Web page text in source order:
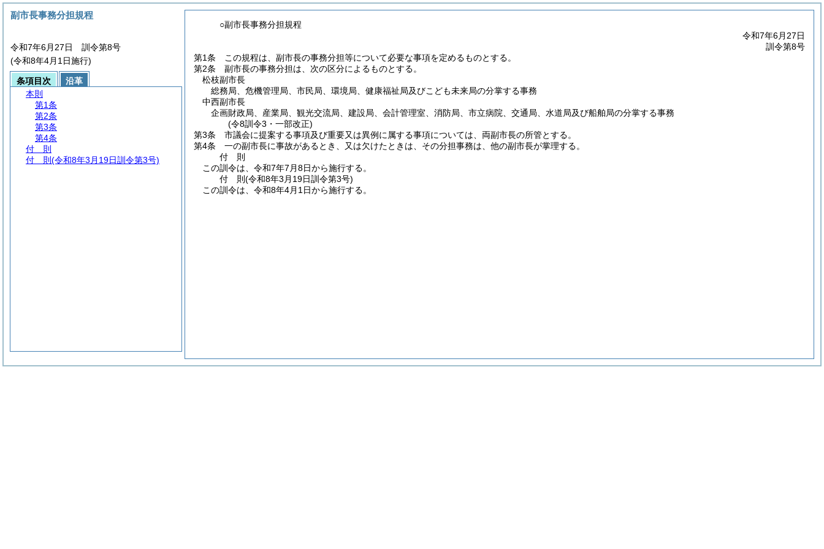
○副市長事務分担規程
令和7年6月27日
訓令第8号
第1条
この規程は、副市長の事務分担等について必要な事項を定めるものとする。
第2条
副市長の事務分担は、次の区分によるものとする。
松枝副市長
総務局、危機管理局、市民局、環境局、健康福祉局及びこども未来局の分掌する事務
中西副市長
企画財政局、産業局、観光交流局、建設局、会計管理室、消防局、市立病院、交通局、水道局及び船舶局の分掌する事務
(令8訓令3・一部改正)
第3条
市議会に提案する事項及び重要又は異例に属する事項については、両副市長の所管とする。
第4条
一の副市長に事故があるとき、又は欠けたときは、その分担事務は、他の副市長が掌理する。
付 則
この訓令は、令和7年7月8日から施行する。
付 則(令和8年3月19日訓令第3号)
この訓令は、令和8年4月1日から施行する。
副市長事務分担規程
令和7年6月27日 訓令第8号
(令和8年4月1日施行)
条項目次
沿革
本則
第1条
第2条
第3条
第4条
付 則
付 則 (令和8年3月19日訓令第3号)